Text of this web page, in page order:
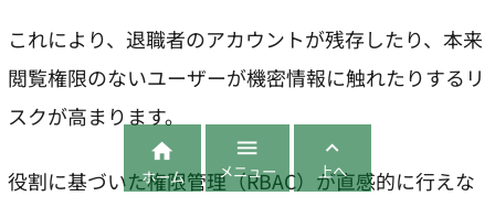
これにより、退職者のアカウントが残存したり、本来
閲覧権限のないユーザーが機密情報に触れたりするリ
スクが高まります。
役割に基づいた権限管理（RBAC）が直感的に行えな

ホーム

メニュー

上へ